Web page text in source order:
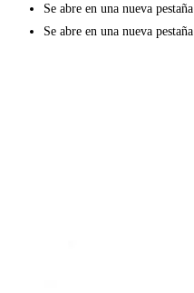
Se abre en una nueva pestaña
Se abre en una nueva pestaña